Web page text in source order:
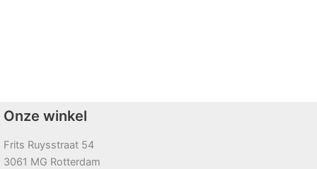
Onze winkel
Frits Ruysstraat 54
3061 MG Rotterdam